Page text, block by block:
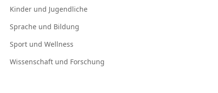
Kinder und Jugendliche
Sprache und Bildung
Sport und Wellness
Wissenschaft und Forschung